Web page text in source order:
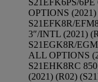
OPTIONS
S21EFK8R/
3″/INTL (2021)
S21EGK8R/
ALL OPTIONS
S21EHK8RC
(2021) (R02)